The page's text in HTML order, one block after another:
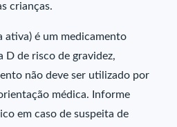
crianças.
ativa) é um medicamento
D de risco de gravidez,
não deve ser utilizado por
médica. Informe
em caso de suspeita de